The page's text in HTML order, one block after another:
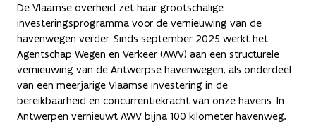
De Vlaamse overheid zet haar grootschalige
investeringsprogramma voor de vernieuwing van de
havenwegen verder. Sinds september 2025 werkt het
Agentschap Wegen en Verkeer (AWV) aan een structurele
vernieuwing van de Antwerpse havenwegen, als onderdeel
van een meerjarige Vlaamse investering in de
bereikbaarheid en concurrentiekracht van onze havens. In
Antwerpen vernieuwt AWV bijna 100 kilometer havenweg,